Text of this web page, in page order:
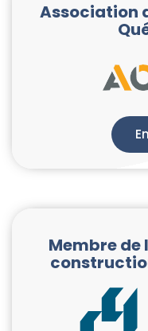
Association
Membre de